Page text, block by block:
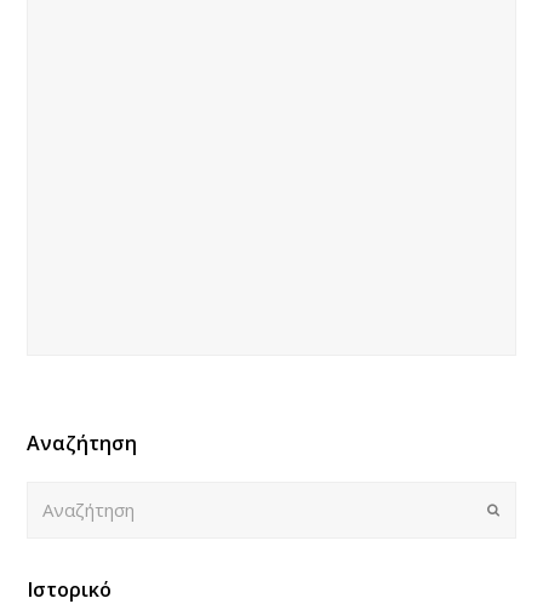
Αναζήτηση
Submit
Ιστορικό